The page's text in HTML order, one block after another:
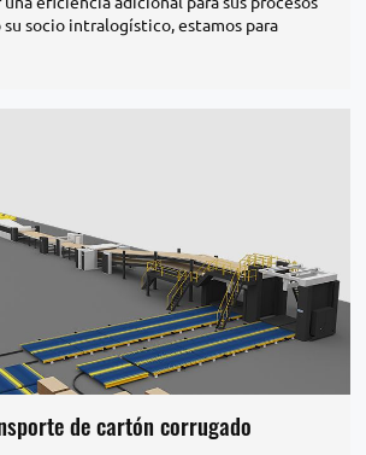
su socio intralogístico, estamos para
de cartón corrugado